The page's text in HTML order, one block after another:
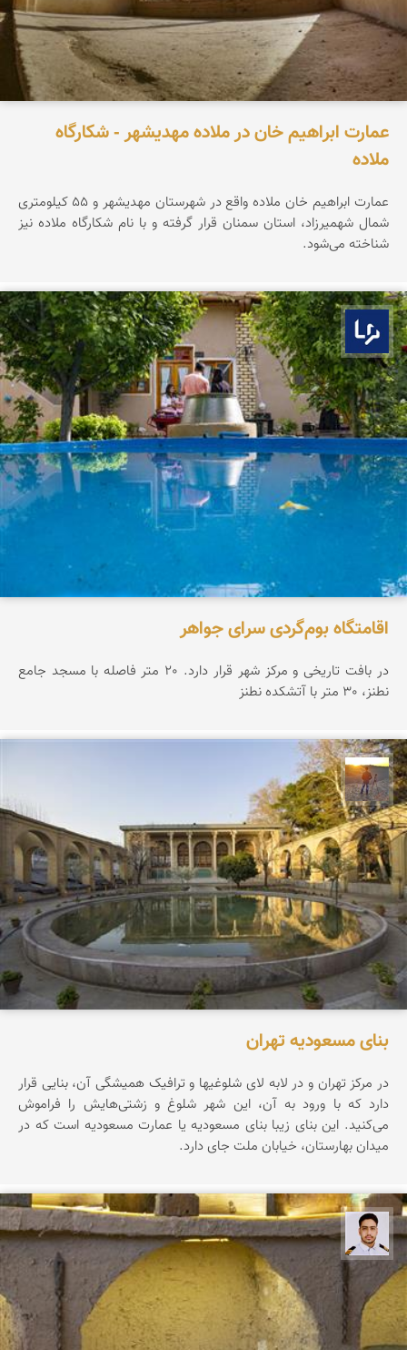
عمارت ابراهیم خان در ملاده مهدیشهر - شکارگاه
ملاده
عمارت ابراهیم خان ملاده واقع در شهرستان مهدیشهر و ۵۵ کیلومتری
شمال شهمیرزاد، استان سمنان قرار گرفته و با نام شکارگاه ملاده نیز
شناخته می‌شود.
بوم ما
اقامتگاه بوم‌گردی سرای جواهر
در بافت تاریخی و مرکز شهر قرار دارد. 20 متر فاصله با مسجد جامع
نطنز، 30 متر با آتشکده نطنز
مهدی مخلصیان
بنای مسعودیه تهران
در مرکز تهران و در لابه لای شلوغیها و ترافیک همیشگی آن، بنایی قرار
دارد که با ورود به آن، این شهر شلوغ و زشتی‌هایش را فراموش
می‌کنید. این بنای زیبا بنای مسعودیه یا عمارت مسعودیه است که در
میدان بهارستان، خیابان ملت جای دارد.
سعید جواهری